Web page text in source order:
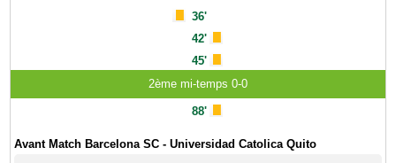
36'
42'
45'
2ème mi-temps 0-0
88'
Avant Match Barcelona SC - Universidad Catolica Quito